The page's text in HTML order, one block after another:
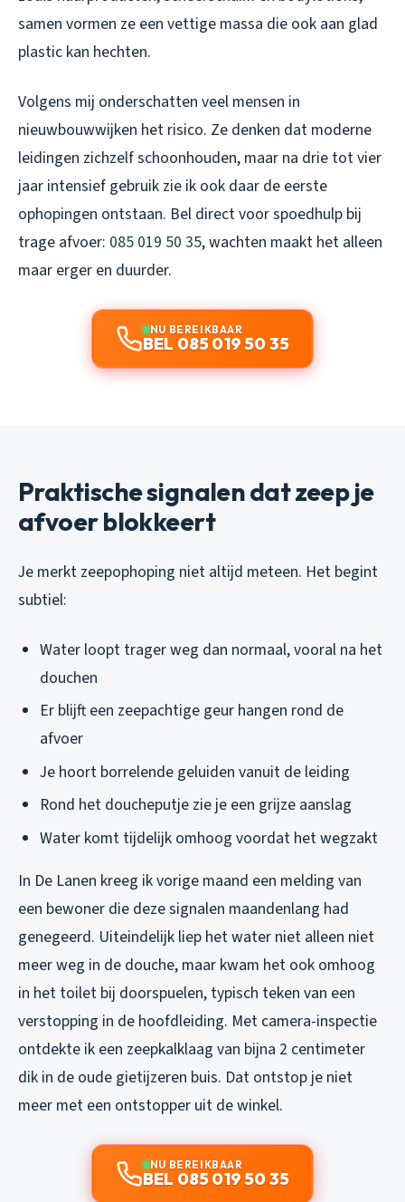
samen vormen ze een vettige massa die ook aan glad
plastic kan hechten.
Volgens mij onderschatten veel mensen in
nieuwbouwwijken het risico. Ze denken dat moderne
leidingen zichzelf schoonhouden, maar na drie tot vier
jaar intensief gebruik zie ik ook daar de eerste
ophopingen ontstaan. Bel direct voor spoedhulp bij
trage afvoer: 085 019 50 35, wachten maakt het alleen
maar erger en duurder.
NU BEREIKBAAR
BEL 085 019 50 35
Praktische signalen dat zeep je
afvoer blokkeert
Je merkt zeepophoping niet altijd meteen. Het begint
subtiel:
Water loopt trager weg dan normaal, vooral na het
douchen
Er blijft een zeepachtige geur hangen rond de
afvoer
Je hoort borrelende geluiden vanuit de leiding
Rond het doucheputje zie je een grijze aanslag
Water komt tijdelijk omhoog voordat het wegzakt
In De Lanen kreeg ik vorige maand een melding van
een bewoner die deze signalen maandenlang had
genegeerd. Uiteindelijk liep het water niet alleen niet
meer weg in de douche, maar kwam het ook omhoog
in het toilet bij doorspuelen, typisch teken van een
verstopping in de hoofdleiding. Met camera-inspectie
ontdekte ik een zeepkalklaag van bijna 2 centimeter
dik in de oude gietijzeren buis. Dat ontstop je niet
meer met een ontstopper uit de winkel.
NU BEREIKBAAR
BEL 085 019 50 35